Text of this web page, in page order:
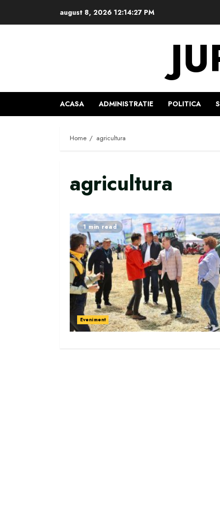
august 8, 2026 12:14:28 PM
ACASA ADMINISTRATIE POLITICA
Home agricultura
agricultura
1 min read
Eveniment